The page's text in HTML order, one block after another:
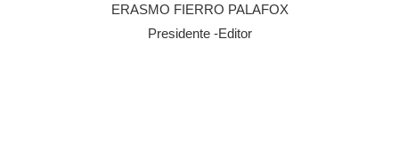
ERASMO FIERRO PALAFOX
Presidente -Editor